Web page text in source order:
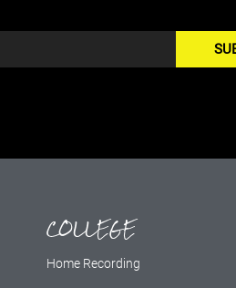
COLLEGE
Home Recording